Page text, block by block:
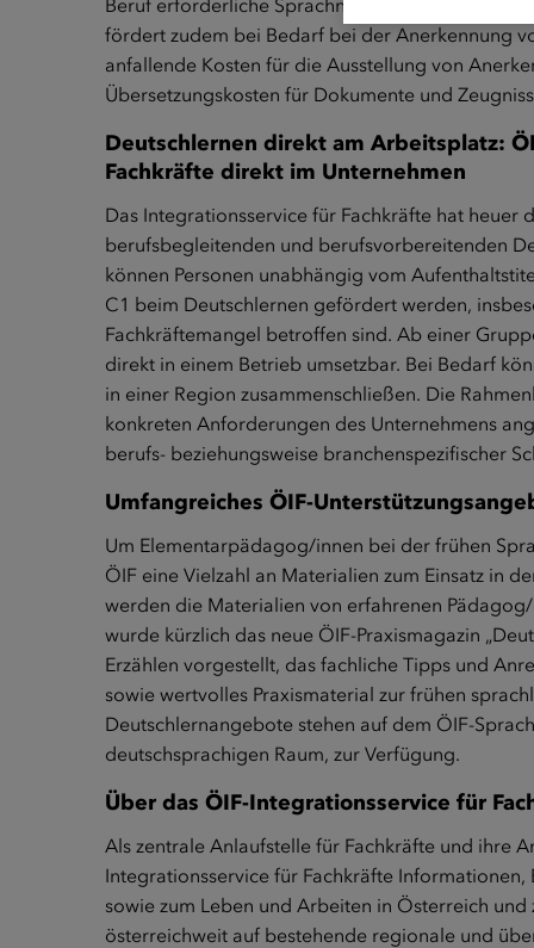
Beruf erforderliche Sprachniveau C1 erwerben
fördert zudem bei Bedarf bei der Anerkennung
anfallende Kosten für die Ausstellung von
Übersetzungskosten für Dokumente und
Deutschlernen direkt am Arbeitsplatz:
Fachkräfte direkt im Unternehmen
Das Integrationsservice für Fachkräfte hat heuer
berufsbegleitenden und berufsvorbereitenden
können Personen unabhängig vom
C1 beim Deutschlernen gefördert werden,
Fachkräftemangel betroffen sind. Ab einer
direkt in einem Betrieb umsetzbar. Bei Bedarf
in einer Region zusammenschließen. Die
konkreten Anforderungen des Unternehmens
berufs- beziehungsweise branchenspezifischer
Umfangreiches ÖIF-
Um Elementarpädagog/innen bei der frühen
ÖIF eine Vielzahl an Materialien zum Einsatz in
werden die Materialien von erfahrenen
wurde kürzlich das neue ÖIF-Praxismagazin
Erzählen vorgestellt, das fachliche Tipps und
sowie wertvolles Praxismaterial zur frühen
Deutschlernangebote stehen auf dem ÖIF-
deutschsprachigen Raum, zur Verfügung.
Über das ÖIF-Integrationsservice für
Als zentrale Anlaufstelle für Fachkräfte und ihre
Integrationsservice für Fachkräfte
sowie zum Leben und Arbeiten in Österreich
österreichweit auf bestehende regionale und